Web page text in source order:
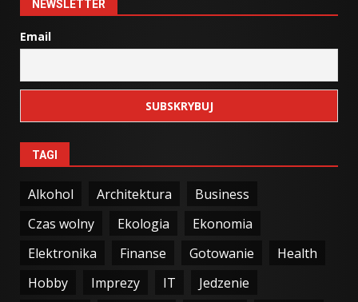
NEWSLETTER
Email
TAGI
Alkohol Architektura
Business
Czas wolny
Ekologia
Ekonomia
Elektronika
Finanse Gotowanie
Health
Hobby
Imprezy IT
Jedzenie